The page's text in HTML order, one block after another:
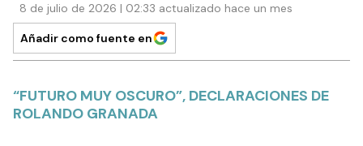
8 de julio de 2026 | 02:33 actualizado hace un mes
Añadir como fuente en
“FUTURO MUY OSCURO”, DECLARACIONES DE
ROLANDO GRANADA